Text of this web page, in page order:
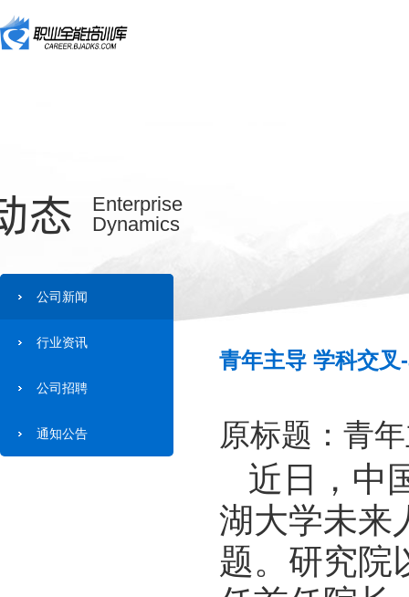
态
Enterprise
Dynamics
公司新闻
行业资讯
公司招聘
通知公告
青年主导 学科交
原标题：青
近日，中
湖大学未来
题。研究